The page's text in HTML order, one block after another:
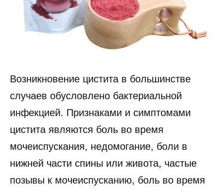
Возникновение цистита в большинстве
случаев обусловлено ​​бактериальной
инфекцией. Признаками и симптомами
цистита являются боль во время
мочеиспускания, недомогание, боли в
нижней части спины или живота, частые
позывы к мочеиспусканию, боль во время